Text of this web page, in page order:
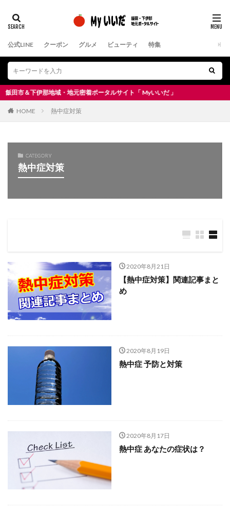
公式LINE クーポン グルメ ビューティ 特集
市＆下伊那地域・地元密着ポータルサイト「 Myいいだ 」
HOME 熱中症対策
CATEGORY
熱中症対策
2020年8月21日
【熱中症対策】関連記事まと
め
2020年8月19日
熱中症 予防と対策
2020年8月17日
熱中症 あなたの症状は？